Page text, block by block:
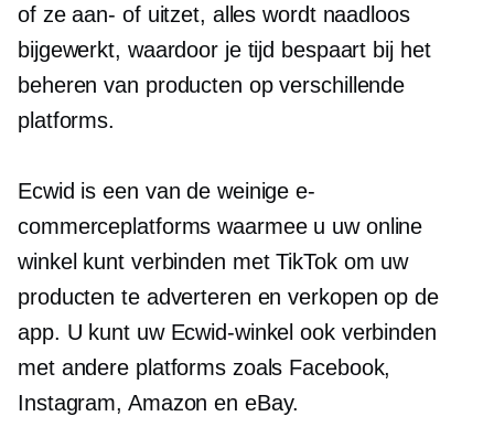
of ze aan- of uitzet, alles wordt naadloos
bijgewerkt, waardoor je tijd bespaart bij het
beheren van producten op verschillende
platforms.
Ecwid is een van de weinige e-
commerceplatforms waarmee u uw online
winkel kunt verbinden met TikTok om uw
producten te adverteren en verkopen op de
app. U kunt uw Ecwid-winkel ook verbinden
met andere platforms zoals Facebook,
Instagram, Amazon en eBay.